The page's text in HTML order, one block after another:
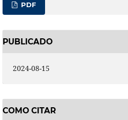
PDF
PUBLICADO
2024-08-15
COMO CITAR